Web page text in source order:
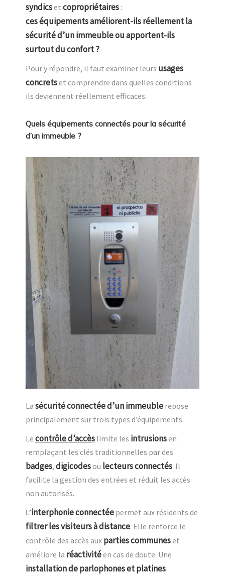
syndicset copropriétaires :
ces équipements améliorent-ils réellement la
sécurité d’un immeuble ou apportent-ils
surtout du confort ?
Pour y répondre, il faut examiner leurs usages
concretset comprendre dans quelles conditions
ils deviennent réellement efficaces.
Quels équipements connectés pour la sécurité
d’un immeuble ?
La sécurité connectée d’un immeuble repose
principalement sur trois types d’équipements.
Le contrôle d’accès limite les intrusionsen
remplaçant les clés traditionnelles par des
badges, digicodesou lecteurs connectés. Il
facilite la gestion des entrées et réduit les accès
non autorisés.
L’interphonie connectée permet aux résidents de
filtrer les visiteurs à distance. Elle renforce le
contrôle des accès aux parties communeset
améliore la réactivitéen cas de doute. Une
installation de parlophones et platines